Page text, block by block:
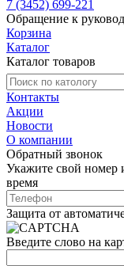
7 (3452) 699-221
Обращение к
Корзина
Каталог
Каталог товаров
Контакты
Акции
Новости
О компании
Обратный звонок
Укажите свой номер
время
Защита от
Введите слово на